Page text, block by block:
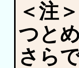
＜注
つと
さら